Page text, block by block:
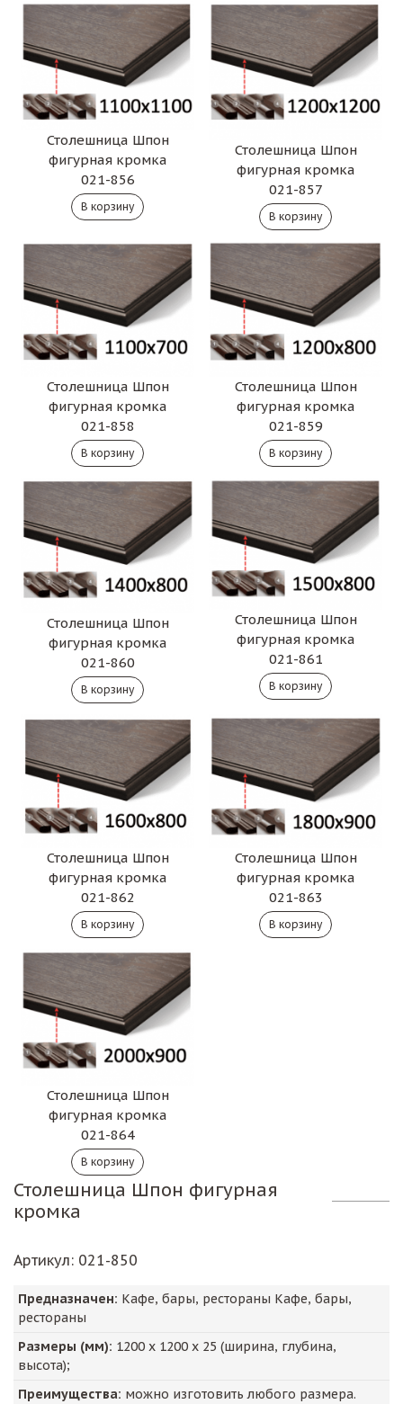
Столешница Шпон
фигурная кромка
021-856
Столешница Шпон
фигурная кромка
021-857
Столешница Шпон
фигурная кромка
021-858
Столешница Шпон
фигурная кромка
021-859
Столешница Шпон
фигурная кромка
021-860
Столешница Шпон
фигурная кромка
021-861
Столешница Шпон
фигурная кромка
021-862
Столешница Шпон
фигурная кромка
021-863
Столешница Шпон
фигурная кромка
021-864
Столешница Шпон фигурная
кромка
Артикул: 021-850
Предназначен: Кафе, бары, рестораны Кафе, бары,
рестораны
Размеры (мм): 1200 х 1200 х 25 (ширина, глубина,
высота);
Преимущества: можно изготовить любого размера.